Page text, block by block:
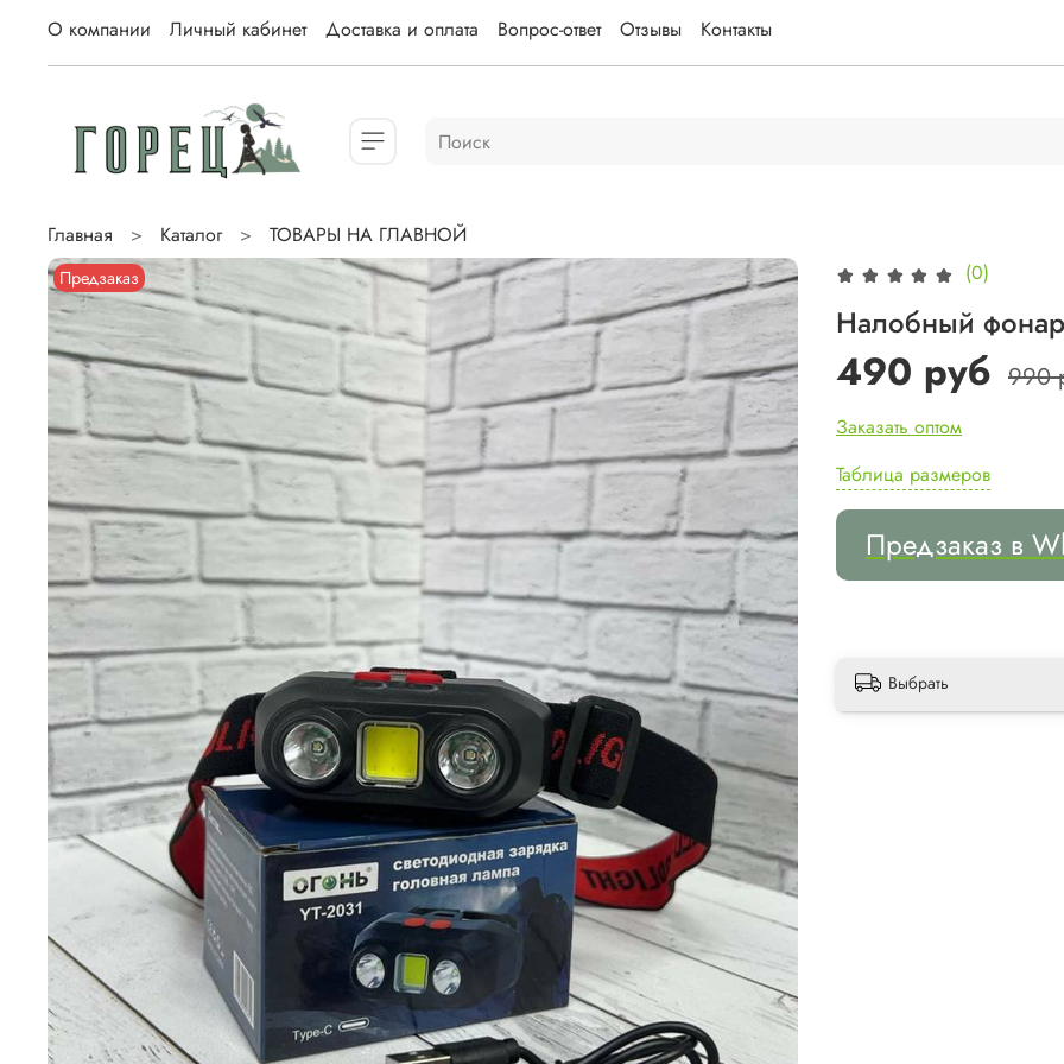
О компании Личный кабинет Доставка и оплата Вопрос-ответ Отзывы Контакты
Главная Каталог ТОВАРЫ НА ГЛАВНОЙ
Предзаказ (0)
Налобный
490 руб 990
Заказать оптом
Таблица размеров
Предзаказ в
Выбрать